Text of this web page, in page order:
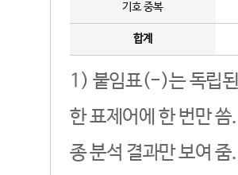
기호 중복
합계
1) 붙임표(-)는 독립된
한 표제어에 한 번만
종 분석 결과만 보여